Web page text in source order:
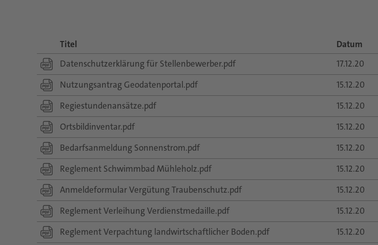
Titel Datum
Datenschutzerklärung für Stellenbewerber.pdf
17.12.20
Nutzungsantrag Geodatenportal.pdf
15.12.20
Regiestundenansätze.pdf
15.12.20
Ortsbildinventar.pdf
15.12.20
Bedarfsanmeldung Sonnenstrom.pdf
15.12.20
Reglement Schwimmbad Mühleholz.pdf
15.12.20
Anmeldeformular Vergütung Traubenschutz.pdf
15.12.20
Reglement Verleihung Verdienstmedaille.pdf
15.12.20
Reglement Verpachtung landwirtschaftlicher Boden.pdf
15.12.20